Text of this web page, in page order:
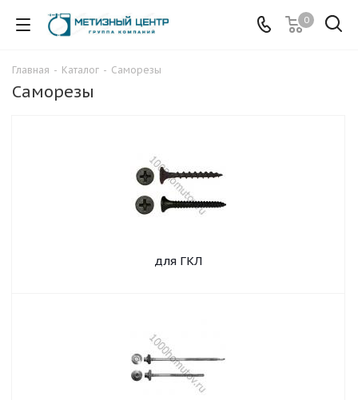
0
Главная - Каталог - Саморезы
Саморезы
для ГКЛ